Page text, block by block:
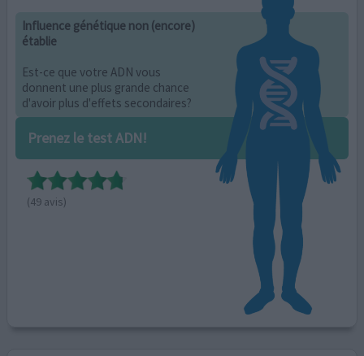
Influence génétique non (encore)
établie
Est-ce que votre ADN vous
donnent une plus grande chance
d'avoir plus d'effets secondaires?
Prenez le test ADN!
(49 avis)